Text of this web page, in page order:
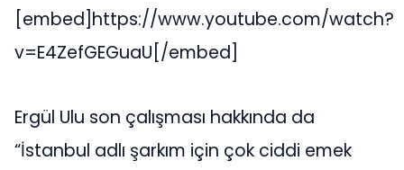
[embed]https://www.youtube.com/watch?
v=E4ZefGEGuaU[/embed]
Ergül Ulu son çalışması hakkında da
“İstanbul adlı şarkım için çok ciddi emek